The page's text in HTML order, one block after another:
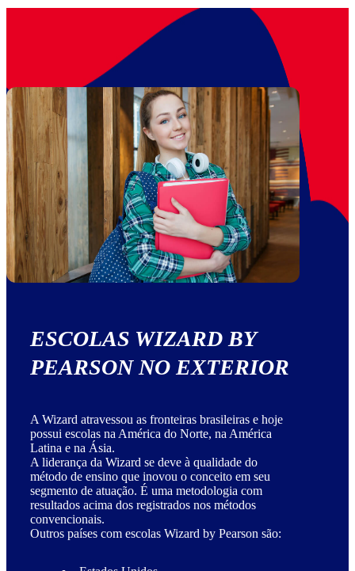
ESCOLAS WIZARD BY
PEARSON NO EXTERIOR
A Wizard atravessou as fronteiras brasileiras e hoje
possui escolas na América do Norte, na América
Latina e na Ásia.
A liderança da Wizard se deve à qualidade do
método de ensino que inovou o conceito em seu
segmento de atuação. É uma metodologia com
resultados acima dos registrados nos métodos
convencionais.
Outros países com escolas Wizard by Pearson são: